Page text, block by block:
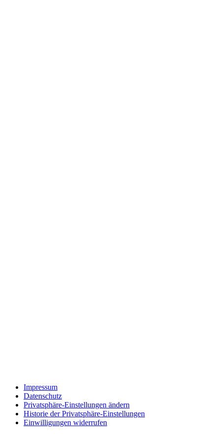
Impressum
Datenschutz
Privatsphäre-Einstellungen ändern
Historie der Privatsphäre-Einstellungen
Einwilligungen widerrufen